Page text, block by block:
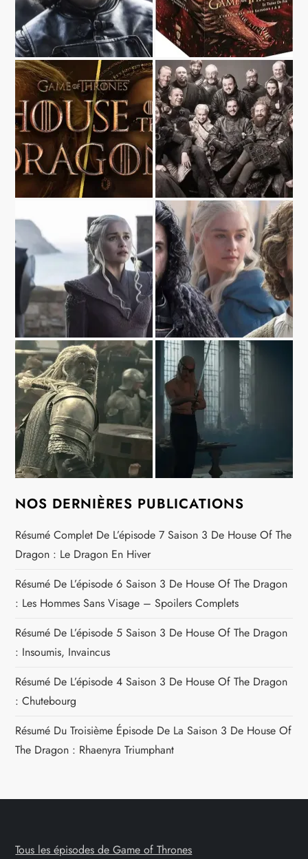
NOS DERNIÈRES PUBLICATIONS
Résumé Complet De L’épisode 7 Saison 3 De House Of The
Dragon : Le Dragon En Hiver
Résumé De L’épisode 6 Saison 3 De House Of The Dragon
: Les Hommes Sans Visage – Spoilers Complets
Résumé De L’épisode 5 Saison 3 De House Of The Dragon
: Insoumis, Invaincus
Résumé De L’épisode 4 Saison 3 De House Of The Dragon
: Chutebourg
Résumé Du Troisième Épisode De La Saison 3 De House Of
The Dragon : Rhaenyra Triumphant
Tous les épisodes de Game of Thrones